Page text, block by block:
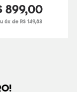
899,00
6x de R$ 149,83